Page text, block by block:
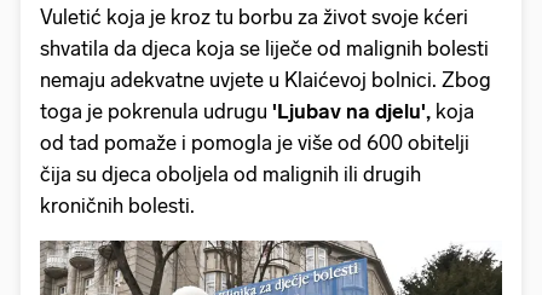
Vuletić koja je kroz tu borbu za život svoje kćeri
shvatila da djeca koja se liječe od malignih bolesti
nemaju adekvatne uvjete u Klaićevoj bolnici. Zbog
toga je pokrenula udrugu 'Ljubav na djelu', koja
od tad pomaže i pomogla je više od 600 obitelji
čija su djeca oboljela od malignih ili drugih
kroničnih bolesti.